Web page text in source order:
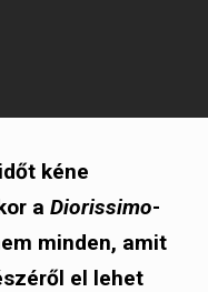
kéne
a Diorissimo-
minden, amit
el lehet